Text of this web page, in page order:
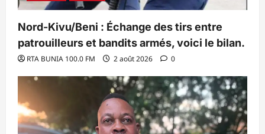
Nord-Kivu/Beni : Échange des tirs entre
patrouilleurs et bandits armés, voici le bilan.
RTA BUNIA 100.0 FM 2 août 2026 0